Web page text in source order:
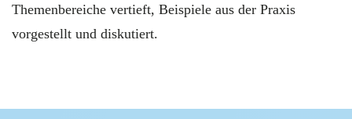
Themenbereiche vertieft, Beispiele aus der Praxis
vorgestellt und diskutiert.